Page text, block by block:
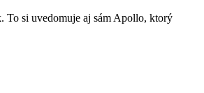
To si uvedomuje aj sám Apollo, ktorý